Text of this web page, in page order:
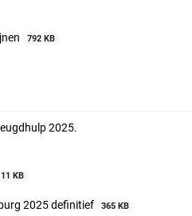
792 KB
2025.
KB
2025 definitief 365 KB